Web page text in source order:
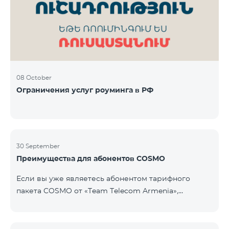
Фиксированная телефония: 180 минут на звонки
внутри фиксированной сети Team Телевизионная
08 October
Ограничения услуг роуминга в РФ
30 September
Преимущества для абонентов COSMO
Если вы уже являетесь абонентом тарифного
пакета COSMO от «Team Telecom Armenia»,